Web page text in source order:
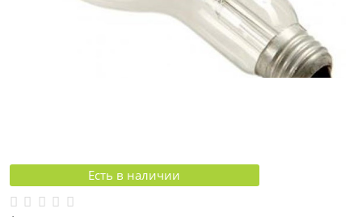
Есть в наличии